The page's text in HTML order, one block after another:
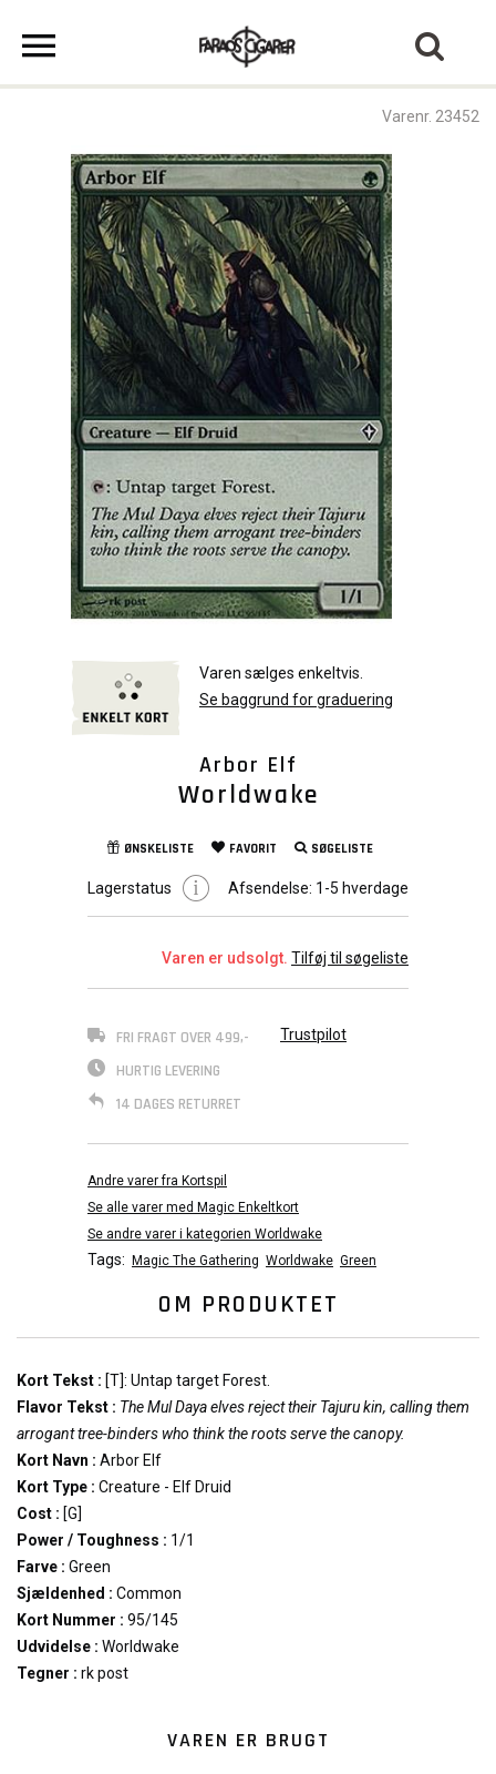
Varenr. 23452
Varen sælges enkeltvis.
Se baggrund for graduering
Arbor Elf
Worldwake
ØNSKELISTE FAVORIT SØGELISTE
Lagerstatus Afsendelse: 1-5 hverdage
Varen er udsolgt. Tilføj til søgeliste
FRI FRAGT OVER 499,-
HURTIG LEVERING
14 DAGES RETURRET
Trustpilot
Andre varer fra Kortspil
Se alle varer med Magic Enkeltkort
Se andre varer i kategorien Worldwake
Tags: Magic The Gathering Worldwake Green
OM PRODUKTET
Kort Tekst : [T]: Untap target Forest.
Flavor Tekst : The Mul Daya elves reject their Tajuru kin, calling them
arrogant tree-binders who think the roots serve the canopy.
Kort Navn : Arbor Elf
Kort Type : Creature - Elf Druid
Cost : [G]
Power / Toughness : 1/1
Farve : Green
Sjældenhed : Common
Kort Nummer : 95/145
Udvidelse : Worldwake
Tegner : rk post
VAREN ER BRUGT